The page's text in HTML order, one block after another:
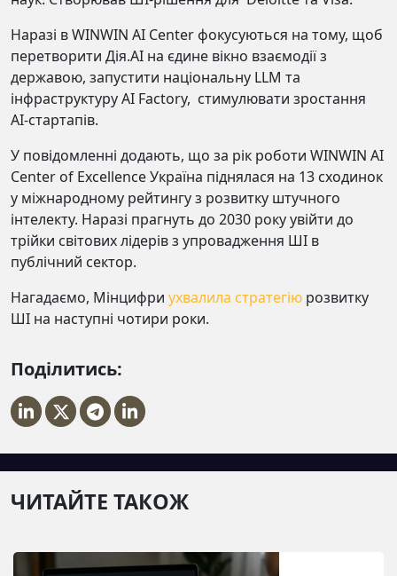
Наразі в WINWIN AI Center фокусуються на тому, щоб
перетворити Дія.АI на єдине вікно взаємодії з
державою, запустити національну LLM та
інфраструктуру AI Factory, стимулювати зростання
AI-стартапів.
У повідомленні додають, що за рік роботи WINWIN AI
Center of Excellence Україна піднялася на 13 сходинок
у міжнародному рейтингу з розвитку штучного
інтелекту. Наразі прагнуть до 2030 року увійти до
трійки світових лідерів з упровадження ШІ в
публічний сектор.
Нагадаємо, Мінцифри ухвалила стратегію розвитку
ШІ на наступні чотири роки.
Поділитись:
ЧИТАЙТЕ ТАКОЖ